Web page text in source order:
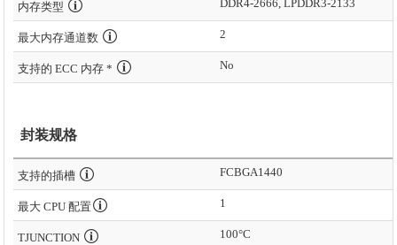
内存类型 DDR4-2666, LPDDR3-2133
最大内存通道数 2
支持的 ECC 内存 * No
封装规格
支持的插槽 FCBGA1440
最大 CPU 配置 1
TJUNCTION 100°C